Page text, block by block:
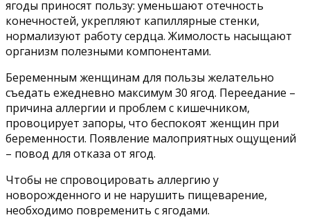
ягоды приносят пользу: уменьшают отечность
конечностей, укрепляют капиллярные стенки,
нормализуют работу сердца. Жимолость насыщают
организм полезными компонентами.
Беременным женщинам для пользы желательно
съедать ежедневно максимум 30 ягод. Переедание –
причина аллергии и проблем с кишечником,
провоцирует запоры, что беспокоят женщин при
беременности. Появление малоприятных ощущений
– повод для отказа от ягод.
Чтобы не спровоцировать аллергию у
новорожденного и не нарушить пищеварение,
необходимо повременить с ягодами.